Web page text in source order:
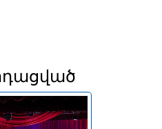
կայացան
և Գորիս